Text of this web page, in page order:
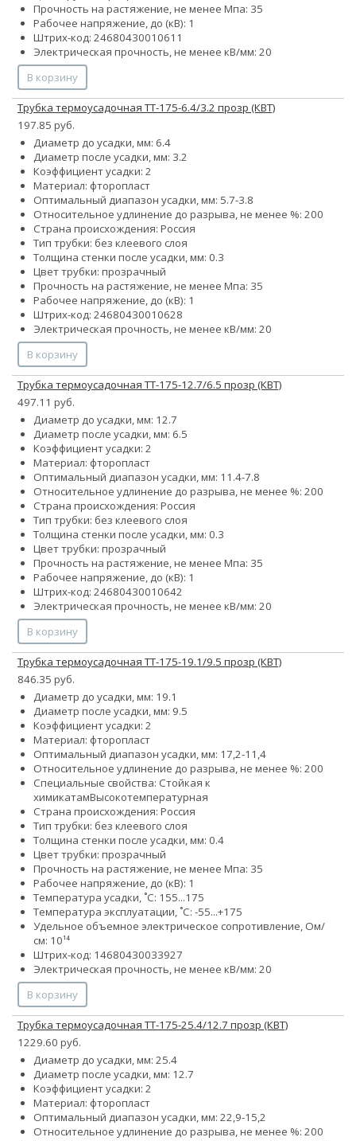
Прочность на растяжение, не менее Мпа: 35
Рабочее напряжение, до (кВ): 1
Штрих-код: 24680430010611
Электрическая прочность, не менее кВ/мм: 20
В корзину
Трубка термоусадочная ТТ-175-6.4/3.2 прозр (КВТ)
197.85 руб.
Диаметр до усадки, мм: 6.4
Диаметр после усадки, мм: 3.2
Коэффициент усадки: 2
Материал: фторопласт
Оптимальный диапазон усадки, мм: 5.7-3.8
Относительное удлинение до разрыва, не менее %: 200
Страна происхождения: Россия
Тип трубки: без клеевого слоя
Толщина стенки после усадки, мм: 0.3
Цвет трубки: прозрачный
Прочность на растяжение, не менее Мпа: 35
Рабочее напряжение, до (кВ): 1
Штрих-код: 24680430010628
Электрическая прочность, не менее кВ/мм: 20
В корзину
Трубка термоусадочная ТТ-175-12.7/6.5 прозр (КВТ)
497.11 руб.
Диаметр до усадки, мм: 12.7
Диаметр после усадки, мм: 6.5
Коэффициент усадки: 2
Материал: фторопласт
Оптимальный диапазон усадки, мм: 11.4-7.8
Относительное удлинение до разрыва, не менее %: 200
Страна происхождения: Россия
Тип трубки: без клеевого слоя
Толщина стенки после усадки, мм: 0.3
Цвет трубки: прозрачный
Прочность на растяжение, не менее Мпа: 35
Рабочее напряжение, до (кВ): 1
Штрих-код: 24680430010642
Электрическая прочность, не менее кВ/мм: 20
В корзину
Трубка термоусадочная ТТ-175-19.1/9.5 прозр (КВТ)
846.35 руб.
Диаметр до усадки, мм: 19.1
Диаметр после усадки, мм: 9.5
Коэффициент усадки: 2
Материал: фторопласт
Оптимальный диапазон усадки, мм: 17,2-11,4
Относительное удлинение до разрыва, не менее %: 200
Специальные свойства: Стойкая к
химикатамВысокотемпературная
Страна происхождения: Россия
Тип трубки: без клеевого слоя
Толщина стенки после усадки, мм: 0.4
Цвет трубки: прозрачный
Прочность на растяжение, не менее Мпа: 35
Рабочее напряжение, до (кВ): 1
Температура усадки, ˚С: 155...175
Температура эксплуатации, ˚С: -55...+175
Удельное объемное электрическое сопротивление, Ом/
см: 10¹⁴
Штрих-код: 14680430033927
Электрическая прочность, не менее кВ/мм: 20
В корзину
Трубка термоусадочная ТТ-175-25.4/12.7 прозр (КВТ)
1229.60 руб.
Диаметр до усадки, мм: 25.4
Диаметр после усадки, мм: 12.7
Коэффициент усадки: 2
Материал: фторопласт
Оптимальный диапазон усадки, мм: 22,9-15,2
Относительное удлинение до разрыва, не менее %: 200